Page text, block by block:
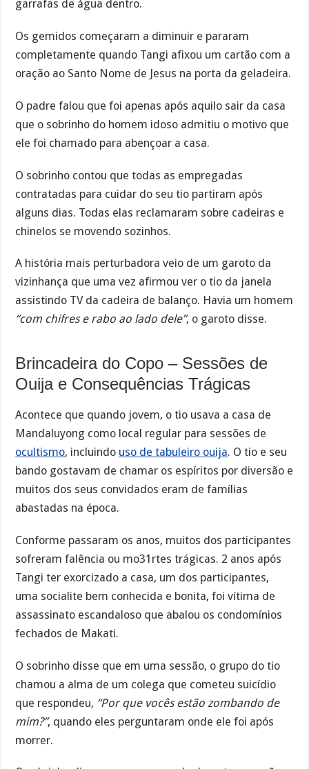
garrafas de água dentro.
Os gemidos começaram a diminuir e pararam
completamente quando Tangi afixou um cartão com a
oração ao Santo Nome de Jesus na porta da geladeira.
O padre falou que foi apenas após aquilo sair da casa
que o sobrinho do homem idoso admitiu o motivo que
ele foi chamado para abençoar a casa.
O sobrinho contou que todas as empregadas
contratadas para cuidar do seu tio partiram após
alguns dias. Todas elas reclamaram sobre cadeiras e
chinelos se movendo sozinhos.
A história mais perturbadora veio de um garoto da
vizinhança que uma vez afirmou ver o tio da janela
assistindo TV da cadeira de balanço. Havia um homem
“com chifres e rabo ao lado dele”, o garoto disse.
Brincadeira do Copo – Sessões de
Ouija e Consequências Trágicas
Acontece que quando jovem, o tio usava a casa de
Mandaluyong como local regular para sessões de
ocultismo, incluindo uso de tabuleiro ouija. O tio e seu
bando gostavam de chamar os espíritos por diversão e
muitos dos seus convidados eram de famílias
abastadas na época.
Conforme passaram os anos, muitos dos participantes
sofreram falência ou mo31rtes trágicas. 2 anos após
Tangi ter exorcizado a casa, um dos participantes,
uma socialite bem conhecida e bonita, foi vítima de
assassinato escandaloso que abalou os condomínios
fechados de Makati.
O sobrinho disse que em uma sessão, o grupo do tio
chamou a alma de um colega que cometeu suicídio
que respondeu, “Por que vocês estão zombando de
mim?”, quando eles perguntaram onde ele foi após
morrer.